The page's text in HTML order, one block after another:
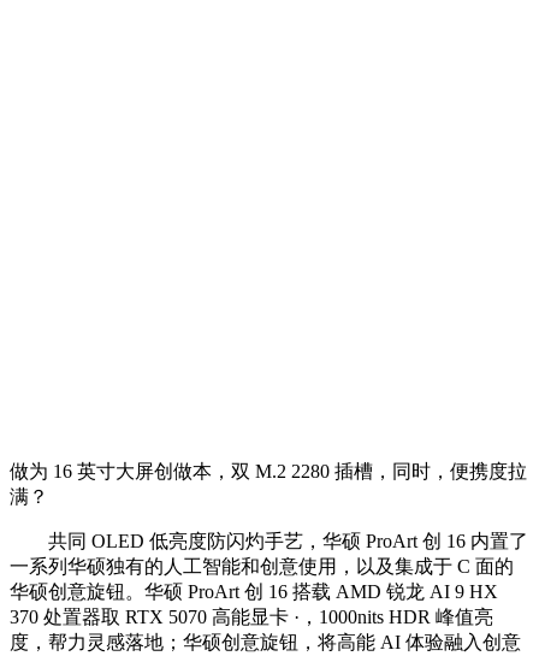
做为 16 英寸大屏创做本，双 M.2 2280 插槽，同时，便携度拉
满？
共同 OLED 低亮度防闪灼手艺，华硕 ProArt 创 16 内置了
一系列华硕独有的人工智能和创意使用，以及集成于 C 面的
华硕创意旋钮。华硕 ProArt 创 16 搭载 AMD 锐龙 AI 9 HX
370 处置器取 RTX 5070 高能显卡 ·，1000nits HDR 峰值亮
度，帮力灵感落地；华硕创意旋钮，将高能 AI 体验融入创意